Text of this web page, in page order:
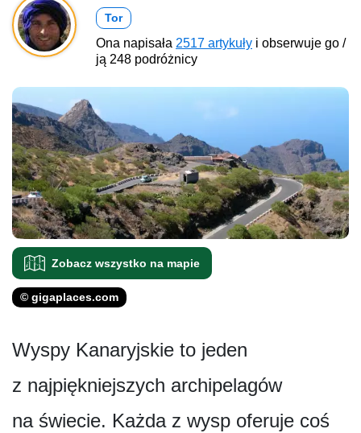
Tor
Ona napisała 2517 artykuły i obserwuje go /
ją 248 podróżnicy
Zobacz wszystko na mapie
© gigaplaces.com
Wyspy Kanaryjskie to jeden
z najpiękniejszych archipelagów
na świecie. Każda z wysp oferuje coś